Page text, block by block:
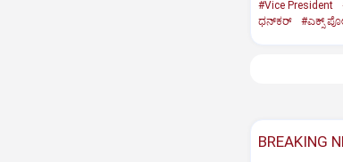
#Vice President
ಧನ್‌ಕರ್‌
#ಎಕ್ಸ್‌
BREAKING